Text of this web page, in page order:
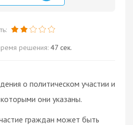
решения: 47 сек.
о политическом участии и
они указаны.
граждан может быть